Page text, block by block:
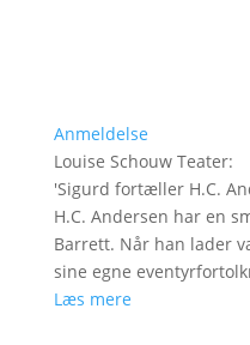
Anmeldelse
Louise Schouw Teater:
'Sigurd fortæller H.C.
H.C. Andersen har en
Barrett. Når han lader
sine egne
Læs mere